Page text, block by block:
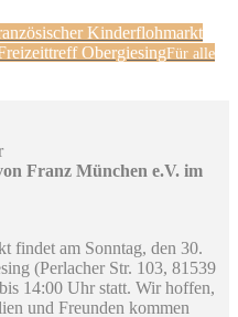
Kinderflohmarkt
ObergiesingFür alle
Franz München e.V. im
findet am Sonntag, den 30.
(Perlacher Str. 103, 81539
14:00 Uhr statt. Wir hoffen,
und Freunden kommen